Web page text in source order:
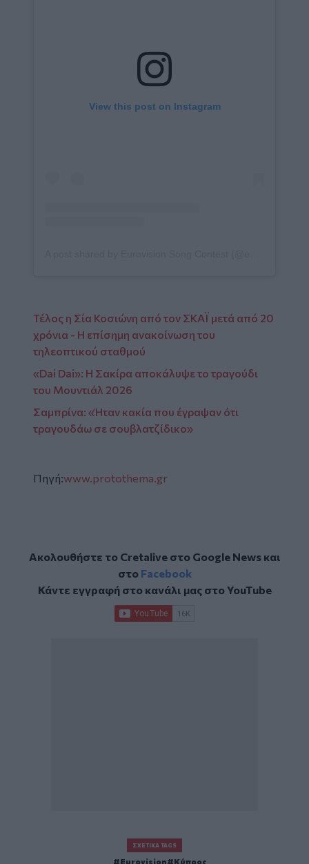
View this post on Instagram
Τέλος η Σία Κοσιώνη από τον ΣΚΑΪ μετά από 20
χρόνια - Η επίσημη ανακοίνωση του
τηλεοπτικού σταθμού
«Dai Dai»: H Σακίρα αποκάλυψε το τραγούδι
του Μουντιάλ 2026
Σαμπρίνα: «Ήταν κακία που έγραψαν ότι
τραγουδάω σε σουβλατζίδικο»
Πηγή:www.protothema.gr
Ακολουθήστε το Cretalive στο Google Newsκαι
στο Facebook
Κάντε εγγραφή στο κανάλι μας στοYouTube
ΣΧΕΤΙΚΆ TAGS
Eurovision Κύπρος